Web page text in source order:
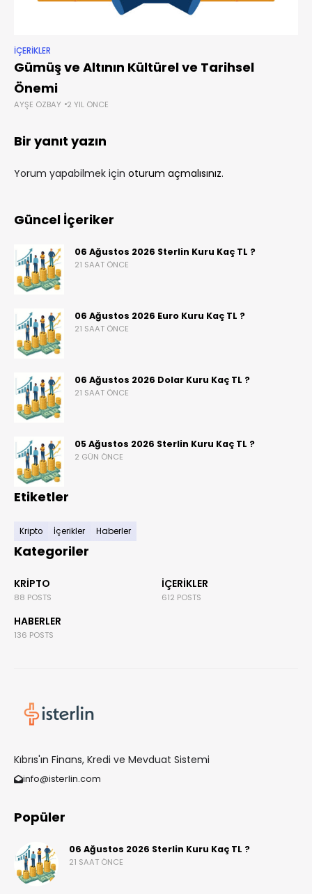
İÇERIKLER
Gümüş ve Altının Kültürel ve Tarihsel
Önemi
AYŞE ÖZBAY 2 YIL ÖNCE
Bir yanıt yazın
Yorum yapabilmek için oturum açmalısınız.
Güncel İçeriker
06 Ağustos 2026 Sterlin Kuru Kaç TL ?
21 SAAT ÖNCE
06 Ağustos 2026 Euro Kuru Kaç TL ?
21 SAAT ÖNCE
06 Ağustos 2026 Dolar Kuru Kaç TL ?
21 SAAT ÖNCE
05 Ağustos 2026 Sterlin Kuru Kaç TL ?
2 GÜN ÖNCE
Etiketler
Kripto İçerikler Haberler
Kategoriler
KRIPTO
88 POSTS
İÇERIKLER
612 POSTS
HABERLER
136 POSTS
Kıbrıs'ın Finans, Kredi ve Mevduat Sistemi
info@isterlin.com
Popüler
06 Ağustos 2026 Sterlin Kuru Kaç TL ?
21 SAAT ÖNCE